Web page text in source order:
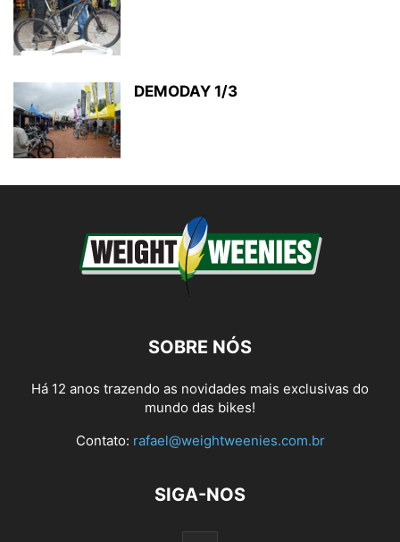
DEMODAY 1/3
SOBRE NÓS
Há 12 anos trazendo as novidades mais exclusivas do
mundo das bikes!
Contato: rafael@weightweenies.com.br
SIGA-NOS